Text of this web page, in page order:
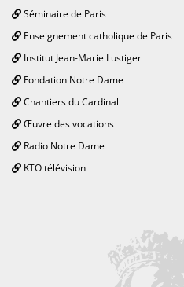
Séminaire de Paris
Enseignement catholique de Paris
Institut Jean-Marie Lustiger
Fondation Notre Dame
Chantiers du Cardinal
Œuvre des vocations
Radio Notre Dame
KTO télévision